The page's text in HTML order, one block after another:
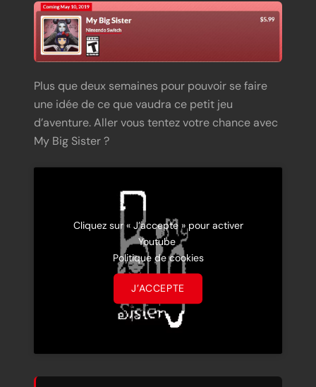
Plus que deux semaines pour pouvoir se faire
une idée de ce que vaudra ce petit jeu
d’aventure. Aller vous tentez votre chance avec
My Big Sister ?
Cliquez sur « J’accepte » pour activer
Youtube
Politique de cookies
J’ACCEPTE